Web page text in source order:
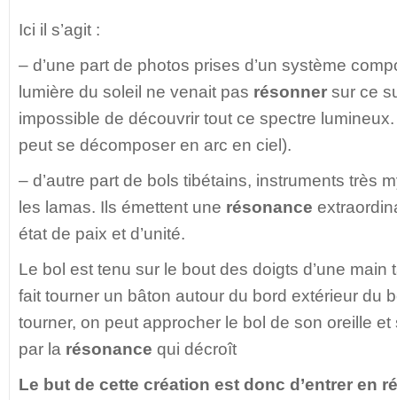
Ici il s’agit :
– d’une part de photos prises d’un système
lumière du soleil ne venait pas résonnersur ce
impossible de découvrir tout ce spectre
peut se décomposer en arc en ciel).
– d’autre part de bols tibétains, instruments très
les lamas. Ils émettent une résonance
état de paix et d’unité.
Le bol est tenu sur le bout des doigts d’une main
fait tourner un bâton autour du bord extérieur du
tourner, on peut approcher le bol de son oreille
par la résonance qui décroît
Le but de cette création est donc d’entrer en